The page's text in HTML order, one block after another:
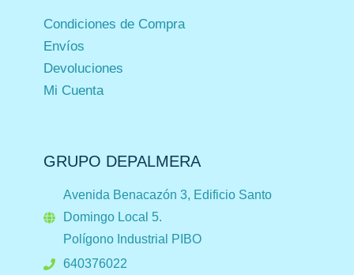
Condiciones de Compra
Envíos
Devoluciones
Mi Cuenta
GRUPO DEPALMERA
Avenida Benacazón 3, Edificio Santo
Domingo Local 5.
Polígono Industrial PIBO
640376022